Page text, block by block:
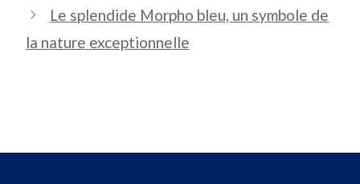
Le splendide Morpho bleu, un symbole de
la nature exceptionnelle